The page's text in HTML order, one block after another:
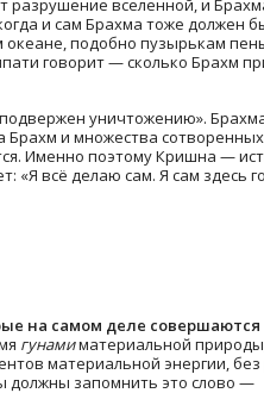
разрушение вселенной, и
и сам Брахма тоже должен
океане, подобно пузырькам
говорит — сколько Брахм
уничтожению».
и множества
Именно поэтому Кришна —
«Я всё делаю сам. Я сам здесь
на самом деле совершаются
гунамиматериальной
материальной энергии,
должны запомнить это слово —